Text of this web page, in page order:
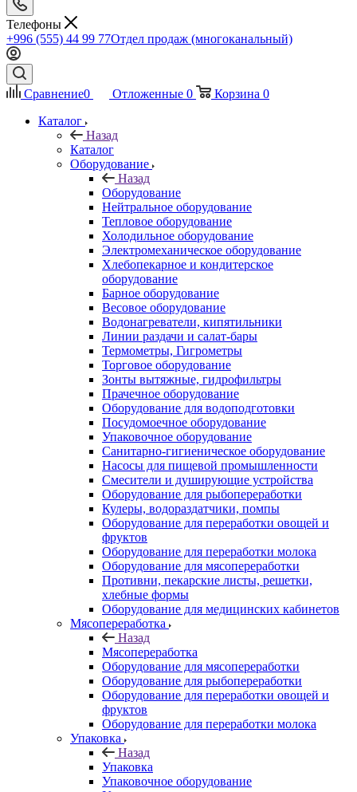
Телефоны
+996 (555) 44 99 77Отдел продаж (многоканальный)
Сравнение0 Отложенные 0 Корзина 0
Каталог
Назад
Каталог
Оборудование
Назад
Оборудование
Нейтральное оборудование
Тепловое оборудование
Холодильное оборудование
Электромеханическое оборудование
Хлебопекарное и кондитерское
оборудование
Барное оборудование
Весовое оборудование
Водонагреватели, кипятильники
Линии раздачи и салат-бары
Термометры, Гигрометры
Торговое оборудование
Зонты вытяжные, гидрофильтры
Прачечное оборудование
Оборудование для водоподготовки
Посудомоечное оборудование
Упаковочное оборудование
Санитарно-гигиеническое оборудование
Насосы для пищевой промышленности
Смесители и душирующие устройства
Оборудование для рыбопереработки
Кулеры, водораздатчики, помпы
Оборудование для переработки овощей и
фруктов
Оборудование для переработки молока
Оборудование для мясопереработки
Противни, пекарские листы, решетки,
хлебные формы
Оборудование для медицинских кабинетов
Мясопереработка
Назад
Мясопереработка
Оборудование для мясопереработки
Оборудование для рыбопереработки
Оборудование для переработки овощей и
фруктов
Оборудование для переработки молока
Упаковка
Назад
Упаковка
Упаковочное оборудование